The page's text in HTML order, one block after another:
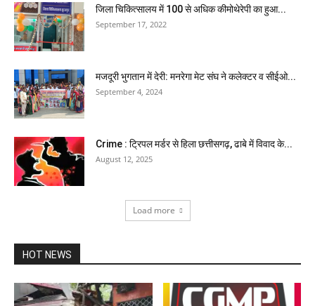
जिला चिकित्सालय में 100 से अधिक कीमोथेरेपी का हुआ...
September 17, 2022
मजदूरी भुगतान में देरी: मनरेगा मेट संघ ने कलेक्टर व सीईओ...
September 4, 2024
Crime : ट्रिपल मर्डर से हिला छत्तीसगढ़, ढाबे में विवाद के...
August 12, 2025
Load more
HOT NEWS